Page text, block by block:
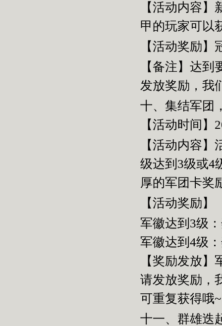
【活动内容
甲的玩家可以
【活动奖励】
【备注】达
发放奖励，我
十、集结军团
【活动时间】
【活动内容
级达到 3级或4
厚的军团卡奖
【活动奖励】
军徽达到 3级
军徽达到 4级
【奖励发放
请发放奖励，
可重复获得哦~
十一、群雄迭